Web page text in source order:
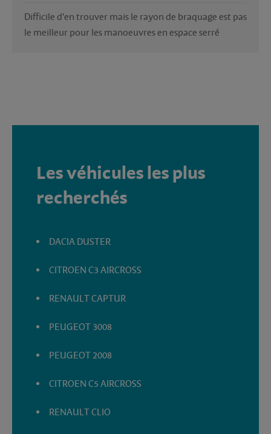
Difficile d'en trouver mais le rayon de braquage est pas
le meilleur pour les manoeuvres en espace serré
Les véhicules les plus
recherchés
DACIA DUSTER
CITROEN C3 AIRCROSS
RENAULT CAPTUR
PEUGEOT 3008
PEUGEOT 2008
CITROEN C5 AIRCROSS
RENAULT CLIO